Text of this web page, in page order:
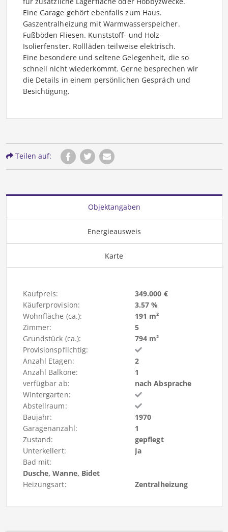
Eine Garage gehört ebenfalls zum Haus.
Gaszentralheizung mit Warmwasserspeicher.
Fußböden Fliesen. Kunststoff- und Holz-
Isolierfenster. Rollläden teilweise elektrisch.
Eine besondere und seltene Gelegenheit, die so
schnell nicht wiederkommt. Gerne besprechen wir
die Details in einem persönlichen Gespräch und
Besichtigung.
Teilen auf:
Objektangaben
Energieausweis
Karte
Kaufpreis:
349.000 €
Käuferprovision:
3.57 %
Wohnfläche (ca.):
191 m²
Zimmer:
5
Grundstück (ca.):
794 m²
Provisionspflichtig:
Anzahl Etagen:
2
Anzahl Balkone:
1
verfügbar ab:
nach Absprache
Wintergarten:
Abstellraum:
Baujahr:
1970
Garagenanzahl:
1
Zustand:
gepflegt
Unterkellert:
Ja
Bad mit:
Dusche, Wanne, Bidet
Heizungsart:
Zentralheizung